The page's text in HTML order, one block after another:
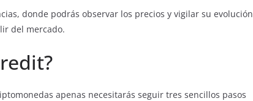
donde podrás observar los precios y vigilar su evolución
del mercado.
apenas necesitarás seguir tres sencillos pasos